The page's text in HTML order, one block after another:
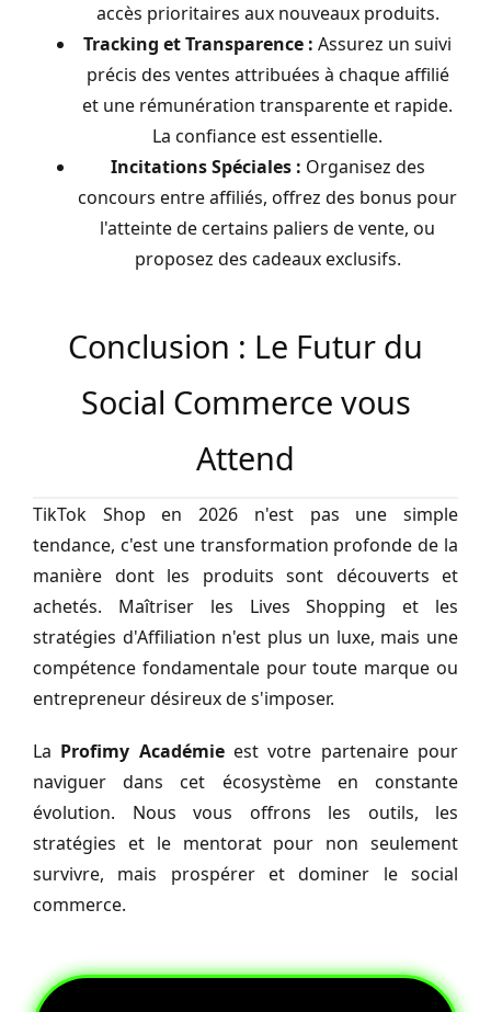
accès prioritaires aux nouveaux produits.
Tracking et Transparence : Assurez un suivi
précis des ventes attribuées à chaque affilié
et une rémunération transparente et rapide.
La confiance est essentielle.
Incitations Spéciales : Organisez des
concours entre affiliés, offrez des bonus pour
l'atteinte de certains paliers de vente, ou
proposez des cadeaux exclusifs.
Conclusion : Le Futur du
Social Commerce vous
Attend
TikTok Shop en 2026 n'est pas une simple
tendance, c'est une transformation profonde de la
manière dont les produits sont découverts et
achetés. Maîtriser les Lives Shopping et les
stratégies d'Affiliation n'est plus un luxe, mais une
compétence fondamentale pour toute marque ou
entrepreneur désireux de s'imposer.
La Profimy Académieest votre partenaire pour
naviguer dans cet écosystème en constante
évolution. Nous vous offrons les outils, les
stratégies et le mentorat pour non seulement
survivre, mais prospérer et dominer le social
commerce.